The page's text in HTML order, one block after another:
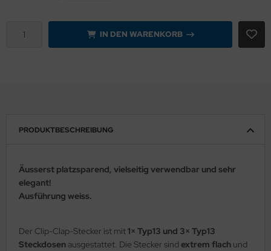
IN DEN WARENKORB
PRODUKTBESCHREIBUNG
Äusserst platzsparend, vielseitig verwendbar und sehr
elegant!
Ausführung weiss.
Der Clip-Clap-Stecker ist mit1× Typ13 und 3× Typ13
Steckdosen ausgestattet. Die Stecker sind extrem flach und